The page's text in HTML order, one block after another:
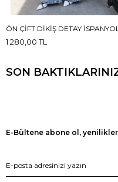
1.280,00 TL
SON
E-Bültene abone ol,